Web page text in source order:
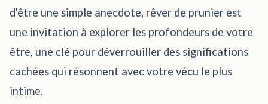
d'être une simple anecdote, rêver de prunier est
une invitation à explorer les profondeurs de votre
être, une clé pour déverrouiller des significations
cachées qui résonnent avec votre vécu le plus
intime.